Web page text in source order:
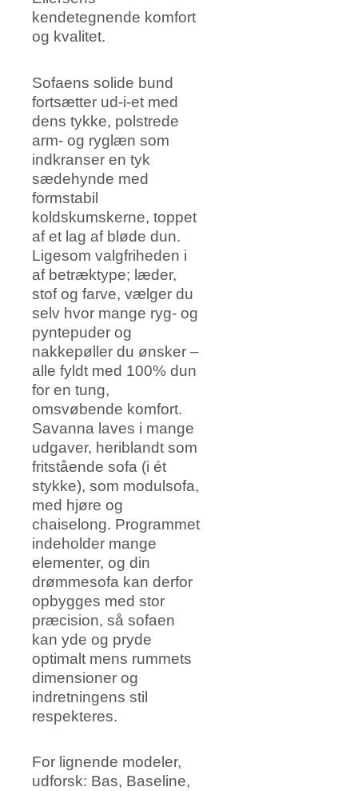
kendetegnende komfort
og kvalitet.
Sofaens solide bund
fortsætter ud-i-et med
dens tykke, polstrede
arm- og ryglæn som
indkranser en tyk
sædehynde med
formstabil
koldskumskerne, toppet
af et lag af bløde dun.
Ligesom valgfriheden i
af betræktype; læder,
stof og farve, vælger du
selv hvor mange ryg- og
pyntepuder og
nakkepøller du ønsker –
alle fyldt med 100% dun
for en tung,
omsvøbende komfort.
Savanna laves i mange
udgaver, heriblandt som
fritstående sofa (i ét
stykke), som modulsofa,
med hjøre og
chaiselong. Programmet
indeholder mange
elementer, og din
drømmesofa kan derfor
opbygges med stor
præcision, så sofaen
kan yde og pryde
optimalt mens rummets
dimensioner og
indretningens stil
respekteres.
For lignende modeler,
udforsk: Bas, Baseline,